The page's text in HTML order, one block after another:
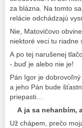
za blázna. Na tomto
relácie odchádzajú
Nie, Matovičovo
niektoré veci tu riadne
A po tej narušenej
-.buď je alebo nie je!
Pán Igor je
a jeho Pán bude
priepasti…
A ja sa nehanbím,
Už chápem, prečo